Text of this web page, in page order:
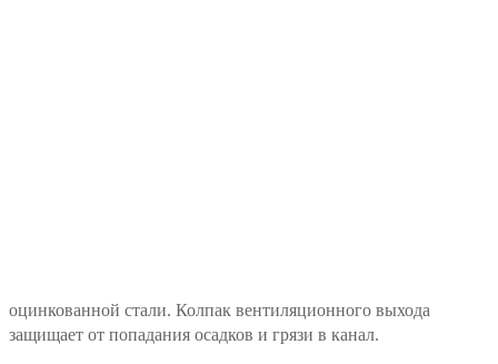
оцинкованной стали. Колпак вентиляционного выхода
защищает от попадания осадков и грязи в канал.